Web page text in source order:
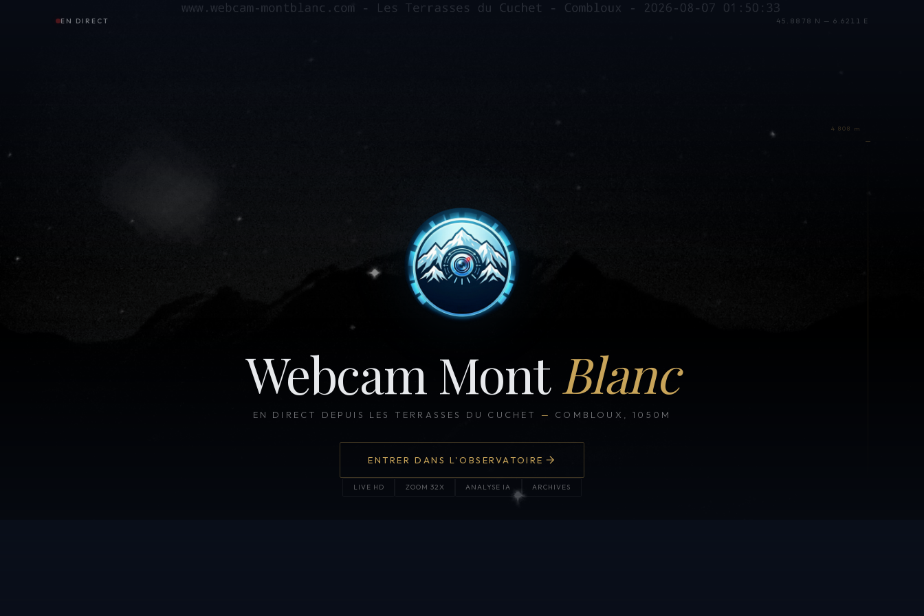
EN DIRECT 45.8878 N — 6.6211 E
Webcam Mont Blanc
EN DIRECT DEPUIS LES TERRASSES DU CUCHET — COMBLOUX, 1050M
ENTRER DANS L'OBSERVATOIRE
LIVE HD ZOOM 32X ANALYSE IA ARCHIVES